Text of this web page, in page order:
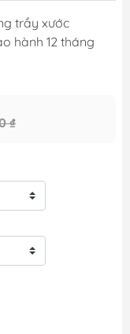
trầy xước
hành 12 tháng
₫